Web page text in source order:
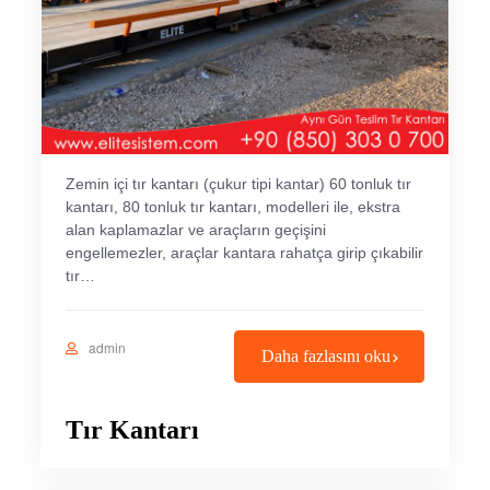
Zemin içi tır kantarı (çukur tipi kantar) 60 tonluk tır
kantarı, 80 tonluk tır kantarı, modelleri ile, ekstra
alan kaplamazlar ve araçların geçişini
engellemezler, araçlar kantara rahatça girip çıkabilir
tır…
admin Daha fazlasını oku
Tır Kantarı